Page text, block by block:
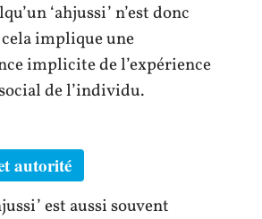
‘ahjussi’ n’est donc
implique une
implicite de l’expérience
de l’individu.
autorité
est aussi souvent